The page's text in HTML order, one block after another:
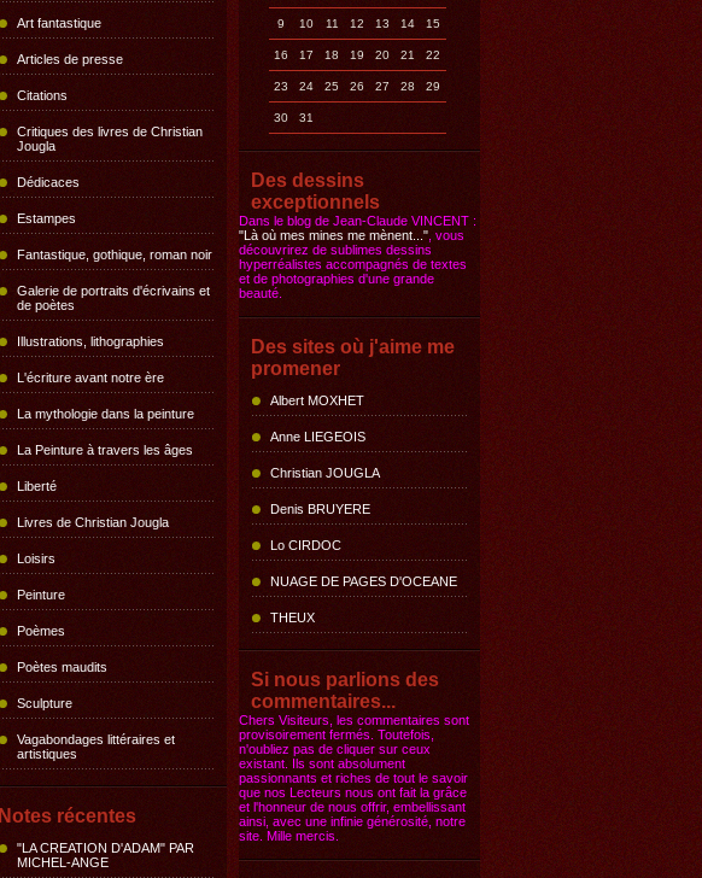
9 10 11 12 13 14 15
16 17 18 19 20 21 22
23 24 25 26 27 28 29
30 31
Des dessins
exceptionnels
Dans le blog de Jean-Claude VINCENT :
"Là où mes mines me mènent...", vous
découvrirez de sublimes dessins
hyperréalistes accompagnés de textes
et de photographies d'une grande
beauté.
Des sites où j'aime me
promener
Albert MOXHET
Anne LIEGEOIS
Christian JOUGLA
Denis BRUYERE
Lo CIRDOC
NUAGE DE PAGES D'OCEANE
THEUX
Si nous parlions des
commentaires...
Chers Visiteurs, les commentaires sont
provisoirement fermés. Toutefois,
n'oubliez pas de cliquer sur ceux
existant. Ils sont absolument
passionnants et riches de tout le savoir
que nos Lecteurs nous ont fait la grâce
et l'honneur de nous offrir, embellissant
ainsi, avec une infinie générosité, notre
site. Mille mercis.
Art fantastique
Articles de presse
Citations
Critiques des livres de Christian
Jougla
Dédicaces
Estampes
Fantastique, gothique, roman noir
Galerie de portraits d'écrivains et
de poètes
Illustrations, lithographies
L'écriture avant notre ère
La mythologie dans la peinture
La Peinture à travers les âges
Liberté
Livres de Christian Jougla
Loisirs
Peinture
Poèmes
Poètes maudits
Sculpture
Vagabondages littéraires et
artistiques
Notes récentes
"LA CREATION D'ADAM" PAR
MICHEL-ANGE